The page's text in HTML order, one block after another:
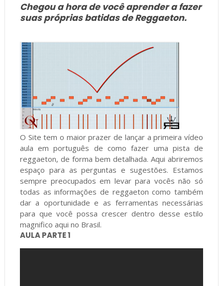
Chegou a hora de você aprender a fazer
suas próprias batidas de Reggaeton.
O Site tem o maior prazer de lançar a primeira vídeo
aula em português de como fazer uma pista de
reggaeton, de forma bem detalhada. Aqui abriremos
espaço para as perguntas e sugestões. Estamos
sempre preocupados em levar para vocês não só
todas as informações de reggaeton como também
dar a oportunidade e as ferramentas necessárias
para que você possa crescer dentro desse estilo
magnifico aqui no Brasil.
AULA PARTE 1